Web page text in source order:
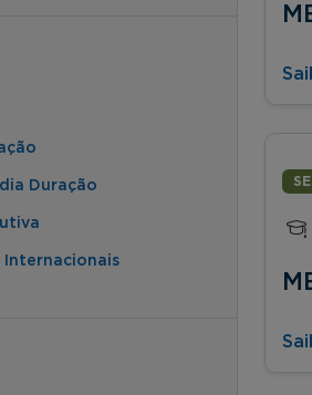
Duração
Internacionais